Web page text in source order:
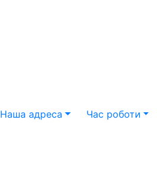
Наша адреса Час роботи